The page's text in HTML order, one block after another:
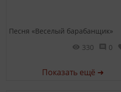
Песня «Веселый барабанщик»
330
0
Показать ещё ➜